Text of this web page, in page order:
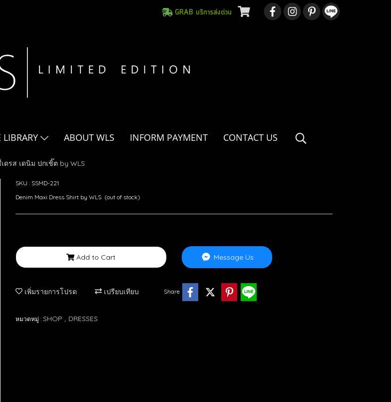
GRAB บริการส่งด่วน
LIBRARY ABOUT WLS INFORM PAYMENT CONTACT US
รส เดนิม ปกเชิ๊ต by WLS
SKU : SSMD-221
Denim Maxi Dress Shirt by WLS (out of stock)
Add to Cart Message Us
เพิ่มรายการโปรด เปรียบเทียบ Share
หมวดหมู่ : SHOP DRESSES